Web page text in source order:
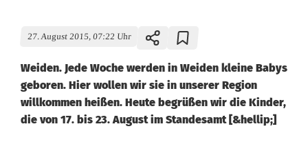
27. August 2015, 07:22 Uhr
Weiden. Jede Woche werden in Weiden kleine Babys
geboren. Hier wollen wir sie in unserer Region
willkommen heißen. Heute begrüßen wir die Kinder,
die von 17. bis 23. August im Standesamt [&hellip;]